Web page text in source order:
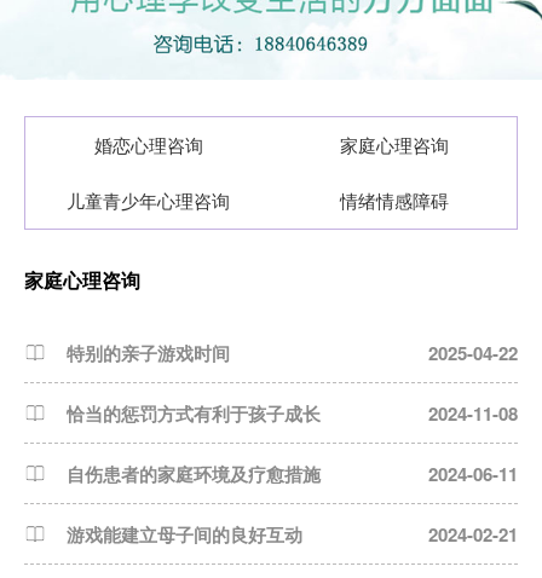
婚恋心理咨询 家庭心理咨询
儿童青少年心理咨询 情绪情感障碍
家庭心理咨询
特别的亲子游戏时间 2025-04-22
恰当的惩罚方式有利于孩子成长 2024-11-08
自伤患者的家庭环境及疗愈措施 2024-06-11
游戏能建立母子间的良好互动 2024-02-21